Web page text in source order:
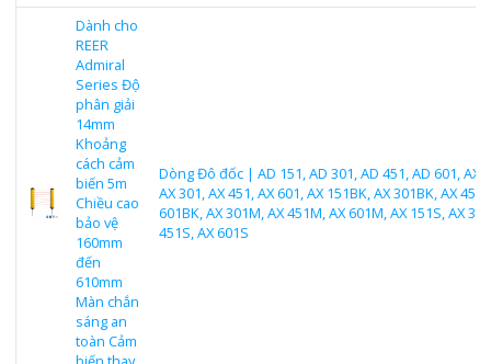
Dành cho
REER
Admiral
Series Độ
phân giải
14mm
Khoảng
cách cảm
biến 5m
Chiều cao
bảo vệ
160mm
đến
610mm
Màn chắn
sáng an
toàn Cảm
Dòng Đô đốc | AD 151, AD 301, AD 451, AD 601, AX
AX 301, AX 451, AX 601, AX 151BK, AX 301BK, AX
601BK, AX 301M, AX 451M, AX 601M, AX 151S, AX
451S, AX 601S